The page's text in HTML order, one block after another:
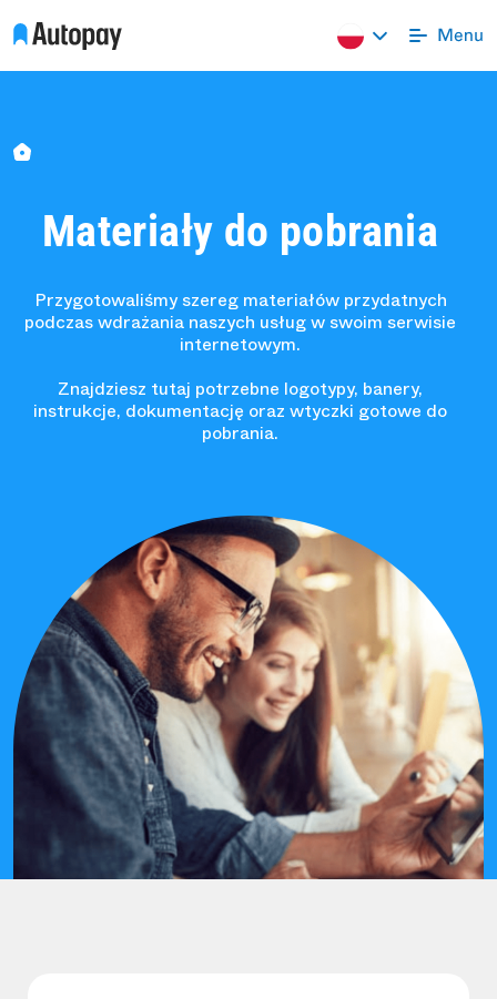
Materiały do pobrania
Przygotowaliśmy szereg materiałów przydatnych
podczas wdrażania naszych usług w swoim serwisie
internetowym.
Znajdziesz tutaj potrzebne logotypy, banery,
instrukcje, dokumentację oraz wtyczki gotowe do
pobrania.